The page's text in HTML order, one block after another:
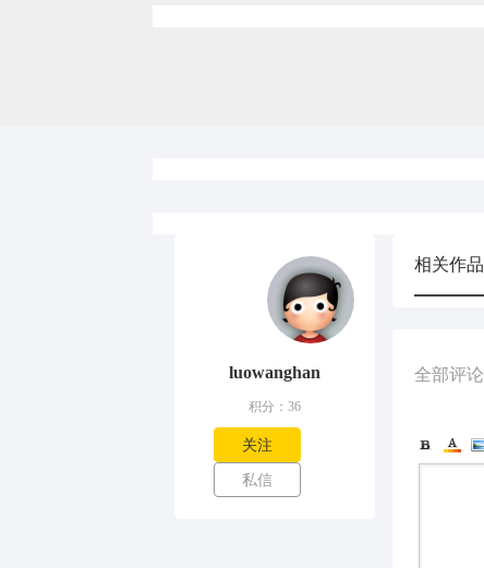
luowanghan
积分：36
关注
私信
相关作品
全部评论